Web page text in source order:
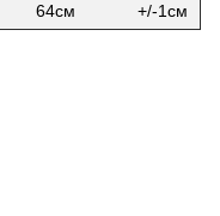
64см +/-1см